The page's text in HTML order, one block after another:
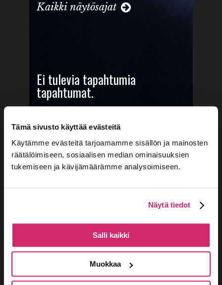
Tämä sivusto käyttää evästeitä
Käytämme evästeitä tarjoamamme sisällön ja mainosten
räätälöimiseen, sosiaalisen median ominaisuuksien
tukemiseen ja kävijämäärämme analysoimiseen.
Näytä tiedot
Salli kaikki
Muokkaa
Kaikki näytösajat
Ei tulevia tapahtumia
tapahtumat.
Ei tulevia tapahtumia
tapahtumat.
PYSY AJANTASALLA